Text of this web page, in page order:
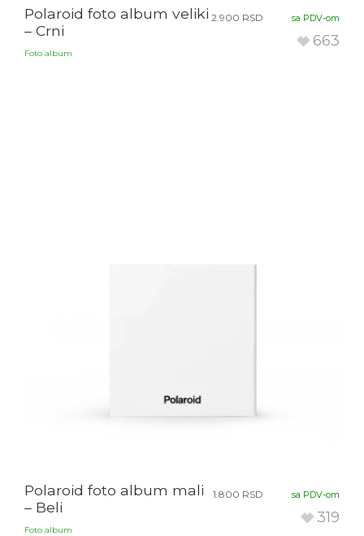
Polaroid foto album veliki
– Crni
Foto album
2.900 RSD sa PDV-om
663
Polaroid foto album mali
– Beli
Foto album
1.800 RSD sa PDV-om
319